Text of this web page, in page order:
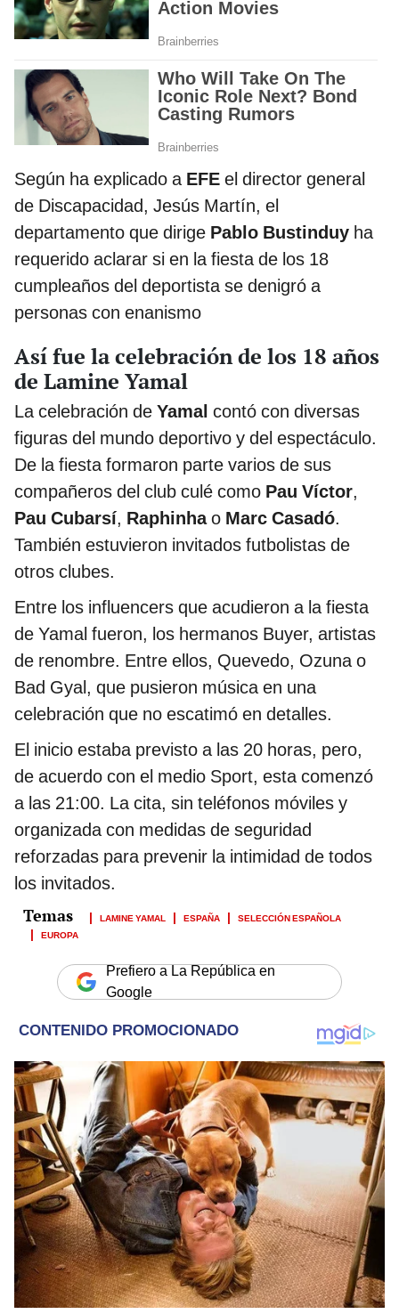
Según ha explicado a EFE el director general
de Discapacidad, Jesús Martín, el
departamento que dirige Pablo Bustinduy ha
requerido aclarar si en la fiesta de los 18
cumpleaños del deportista se denigró a
personas con enanismo
Así fue la celebración de los 18 años
de Lamine Yamal
La celebración de Yamal contó con diversas
figuras del mundo deportivo y del espectáculo.
De la fiesta formaron parte varios de sus
compañeros del club culé como Pau Víctor,
Pau Cubarsí, Raphinhao Marc Casadó.
También estuvieron invitados futbolistas de
otros clubes.
Entre los influencers que acudieron a la fiesta
de Yamal fueron, los hermanos Buyer, artistas
de renombre. Entre ellos, Quevedo, Ozuna o
Bad Gyal, que pusieron música en una
celebración que no escatimó en detalles.
El inicio estaba previsto a las 20 horas, pero,
de acuerdo con el medio Sport, esta comenzó
a las 21:00. La cita, sin teléfonos móviles y
organizada con medidas de seguridad
reforzadas para prevenir la intimidad de todos
los invitados.
LAMINE YAMAL ESPAÑA
SELECCIÓN ESPAÑOLA
EUROPA
Prefiero a La República en
Google